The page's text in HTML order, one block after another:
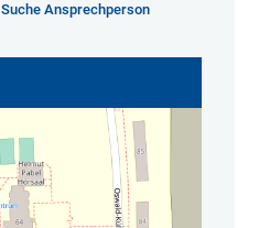
Suche Ansprechperson